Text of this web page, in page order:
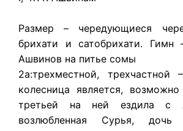
Размер – чередующиеся
брихати и сатобрихати. Гимн
Ашвинов на питье сомы
2a:трехместной, трехчастной
колесница является,
третьей на ней ездила с
возлюбленная Сурья,